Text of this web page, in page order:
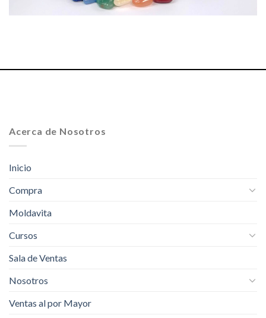
Acerca de Nosotros
Inicio
Compra
Moldavita
Cursos
Sala de Ventas
Nosotros
Ventas al por Mayor